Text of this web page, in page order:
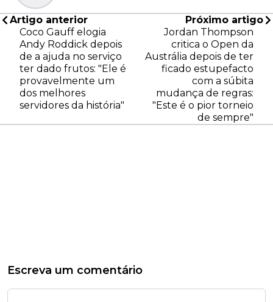
Artigo anterior
Coco Gauff elogia
Andy Roddick depois
de a ajuda no serviço
ter dado frutos: "Ele é
provavelmente um
dos melhores
servidores da história"
Próximo artigo
Jordan Thompson
critica o Open da
Austrália depois de ter
ficado estupefacto
com a súbita
mudança de regras:
"Este é o pior torneio
de sempre"
Escreva um comentário